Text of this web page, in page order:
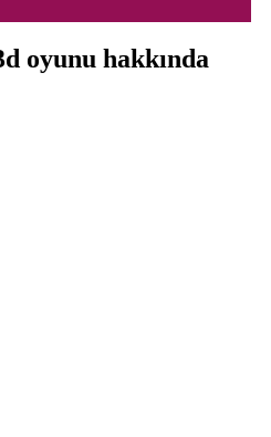
oyunu hakkında